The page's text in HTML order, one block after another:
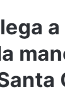
a